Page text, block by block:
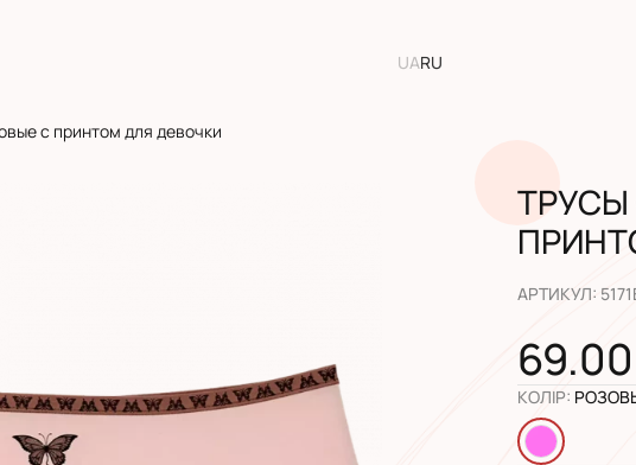
UARU
с принтом для девочки
АРТИКУЛ:
КОЛІР: